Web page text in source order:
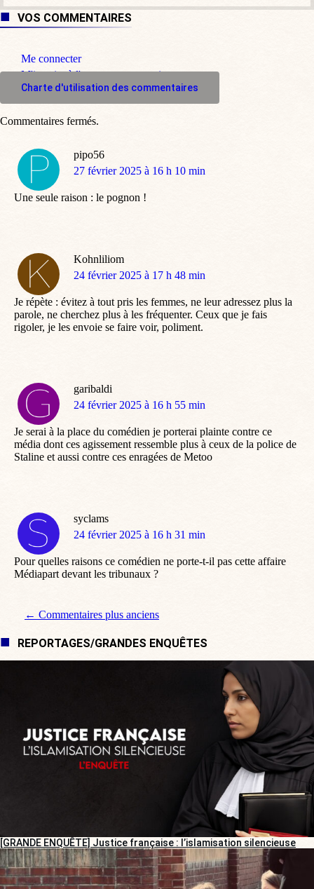
VOS COMMENTAIRES
Me connecter
M'inscrire à l'espace commentaire
Charte d'utilisation des commentaires
pipo56
dit
27 février 2025 à 16 h 10 min
Une seule raison : le pognon !
Kohnliliom
dit
24 février 2025 à 17 h 48 min
Je répète : évitez à tout pris les femmes, ne leur adressez plus la
parole, ne cherchez plus à les fréquenter. Ceux que je fais
rigoler, je les envoie se faire voir, poliment.
garibaldi
dit
24 février 2025 à 16 h 55 min
Je serai à la place du comédien je porterai plainte contre ce
média dont ces agissement ressemble plus à ceux de la police de
Staline et aussi contre ces enragées de Metoo
syclams
dit
24 février 2025 à 16 h 31 min
Pour quelles raisons ce comédien ne porte-t-il pas cette affaire
Médiapart devant les tribunaux ?
Navigation de commentaire
← Commentaires plus anciens
Commentaires fermés.
REPORTAGES/GRANDES ENQUÊTES
[GRANDE ENQUÊTE] Justice française : l’islamisation silencieuse